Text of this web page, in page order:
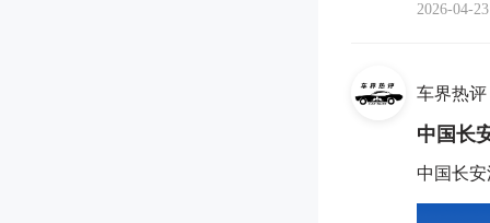
2026-04-23
车界热评
中国长
中国长